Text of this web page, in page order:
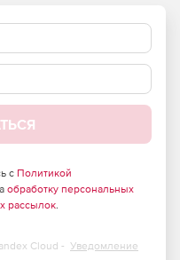
пользователей.
качеству
и кодов, система
среди всех
Поддержка проектной
включая Microsoft
проектами,
с Политикой
обработку персональных
рассылок.
Cloud - Уведомление